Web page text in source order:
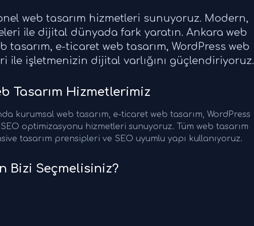
web tasarım hizmetleri sunuyoruz. Modern,
ile dijital dünyada fark yaratın. Ankara web
tasarım, e-ticaret web tasarım, WordPress web
ile işletmenizin dijital varlığını güçlendiriyoruz.
Tasarım Hizmetlerimiz
kurumsal web tasarım, e-ticaret web tasarım, WordPress
optimizasyonu hizmetleri sunuyoruz. Tüm web tasarım
tasarım prensipleri ve SEO uyumlu yapı kullanıyoruz.
Bizi Seçmelisiniz?